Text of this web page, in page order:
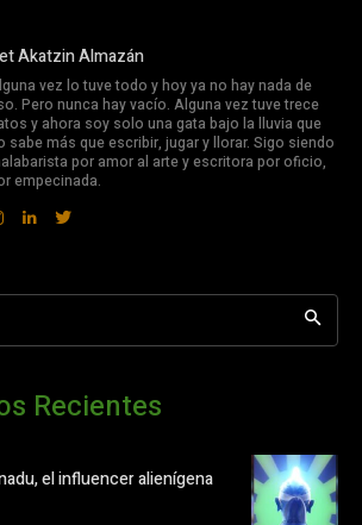
Akatzin Almazán
vez lo tuve todo y hoy ya no hay nada de
Pero nunca hay vacío. Alguna vez tuve trece
y ahora soy solo una gata bajo la lluvia que
sabe más que escribir, jugar y llorar. Sigo siendo
por amor al arte y escritora por oficio,
empecinada.
Recientes
el influencer alienígena